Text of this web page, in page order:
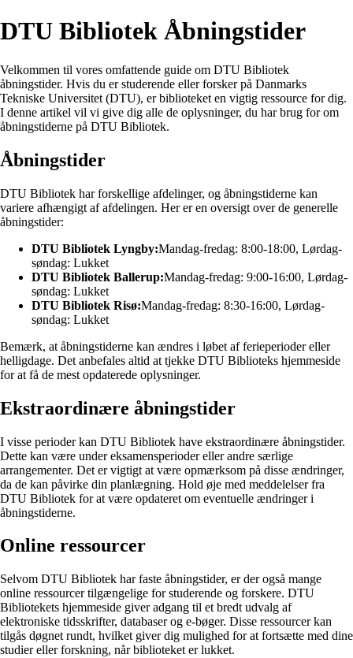
DTU Bibliotek Åbningstider
Velkommen til vores omfattende guide om DTU Bibliotek
åbningstider. Hvis du er studerende eller forsker på Danmarks
Tekniske Universitet (DTU), er biblioteket en vigtig ressource for dig.
I denne artikel vil vi give dig alle de oplysninger, du har brug for om
åbningstiderne på DTU Bibliotek.
Åbningstider
DTU Bibliotek har forskellige afdelinger, og åbningstiderne kan
variere afhængigt af afdelingen. Her er en oversigt over de generelle
åbningstider:
DTU Bibliotek Lyngby:Mandag-fredag: 8:00-18:00, Lørdag-
søndag: Lukket
DTU Bibliotek Ballerup:Mandag-fredag: 9:00-16:00, Lørdag-
søndag: Lukket
DTU Bibliotek Risø:Mandag-fredag: 8:30-16:00, Lørdag-
søndag: Lukket
Bemærk, at åbningstiderne kan ændres i løbet af ferieperioder eller
helligdage. Det anbefales altid at tjekke DTU Biblioteks hjemmeside
for at få de mest opdaterede oplysninger.
Ekstraordinære åbningstider
I visse perioder kan DTU Bibliotek have ekstraordinære åbningstider.
Dette kan være under eksamensperioder eller andre særlige
arrangementer. Det er vigtigt at være opmærksom på disse ændringer,
da de kan påvirke din planlægning. Hold øje med meddelelser fra
DTU Bibliotek for at være opdateret om eventuelle ændringer i
åbningstiderne.
Online ressourcer
Selvom DTU Bibliotek har faste åbningstider, er der også mange
online ressourcer tilgængelige for studerende og forskere. DTU
Bibliotekets hjemmeside giver adgang til et bredt udvalg af
elektroniske tidsskrifter, databaser og e-bøger. Disse ressourcer kan
tilgås døgnet rundt, hvilket giver dig mulighed for at fortsætte med dine
studier eller forskning, når biblioteket er lukket.